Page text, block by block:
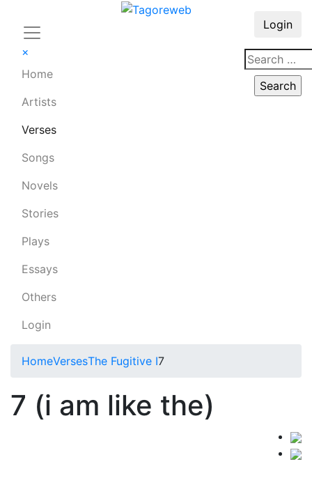
×
Home
Artists
Verses
Songs
Novels
Stories
Plays
Essays
Others
Login
Login
HomeVersesThe Fugitive I7
7 (i am like the)